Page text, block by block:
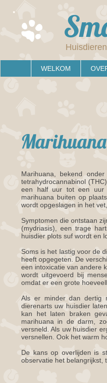
WELKOM
Marihuana, bekend
tetrahydrocannabinol
een half uur tot een uur
marihuana buiten op
wordt opgeslagen in het
Symptomen die ontstaan
(mydriasis), een trage
huisdier plots suf wordt en
Soms is het lastig voor de
heeft opgegeten. De
een intoxicatie van andere
wordt uitgevoerd bij
omdat er een grote
Als er minder dan dertig
dierenarts uw huisdier
kan het laten braken
marihuana in de darm,
versneld. Als uw huisdier
versnellen. Ook het warm
De kans op overlijden is
observatie het belangrijkst,